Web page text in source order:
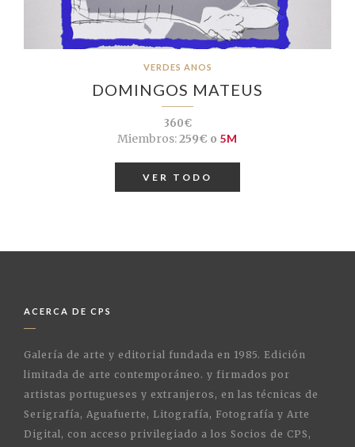
VERDES ANOS
DOMINGOS MATEUS
360€
Miembros:259€ o 5M
VER TODO
ACERCA DE CPS
Galería de arte y editorial fundada en 1985. Edición
limitada de arte contemporáneo. y firmados por
artistas portugueses y extranjeros, en las técnicas de
Serigrafía, Aguafuerte, Litografía, Fotografía y Arte
Digital, con acceso privilegiado a los Socios de CPS,